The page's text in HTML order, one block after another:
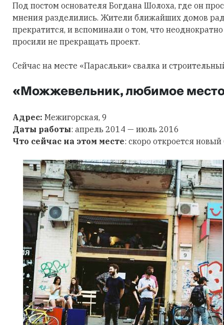
Под постом основателя Богдана Шолоха, где он
мнения разделились. Жители ближайших домов
прекратится, и вспоминали о том, что
просили не прекращать проект.
Сейчас на месте «Парасльки» свалка и
«Можжевельник, любимое
Адрес: Межигорская, 9
Даты работы: апрель 2014 — июль 2016
Что сейчас на этом месте: скоро откроется новый